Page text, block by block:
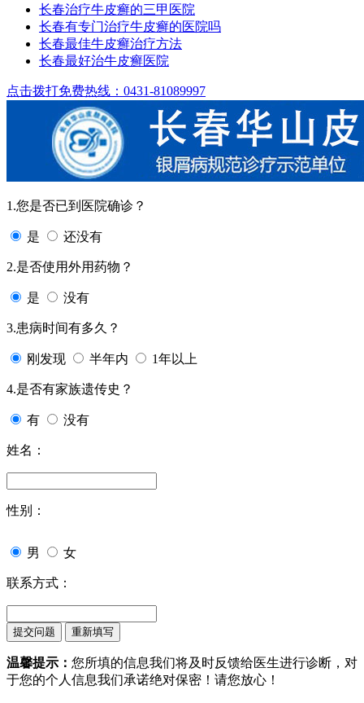
长春治疗牛皮癣的三甲医院
长春有专门治疗牛皮癣的医院吗
长春最佳牛皮癣治疗方法
长春最好治牛皮癣医院
点击拨打免费热线：0431-81089997
1.您是否已到医院确诊？
是 还没有
2.是否使用外用药物？
是 没有
3.患病时间有多久？
刚发现 半年内 1年以上
4.是否有家族遗传史？
有 没有
姓名：
性别：
男 女
联系方式：
温馨提示： 您所填的信息我们将及时反馈给医生进行诊断，对
于您的个人信息我们承诺绝对保密！请您放心！